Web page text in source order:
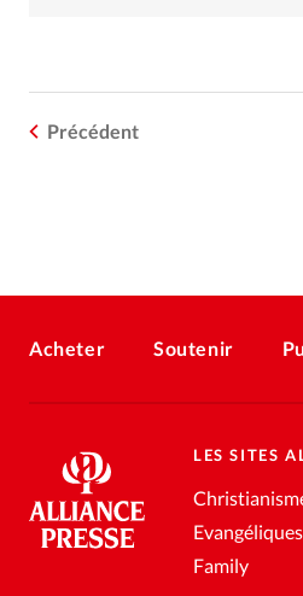
Précédent
Acheter Soutenir
LES SITES
Family